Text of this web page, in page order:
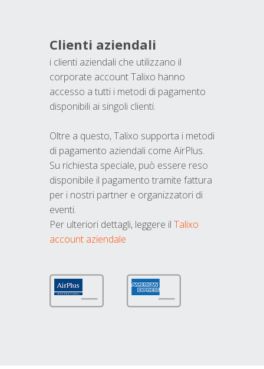
Clienti aziendali
i clienti aziendali che utilizzano il
corporate account Talixo hanno
accesso a tutti i metodi di pagamento
disponibili ai singoli clienti.
Oltre a questo, Talixo supporta i metodi
di pagamento aziendali come AirPlus.
Su richiesta speciale, può essere reso
disponibile il pagamento tramite fattura
per i nostri partner e organizzatori di
eventi.
Per ulteriori dettagli, leggere il Talixo
account aziendale